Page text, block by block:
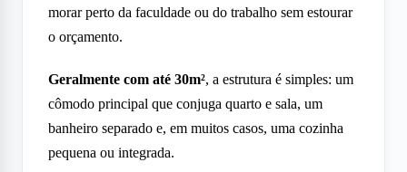
morar perto da faculdade ou do trabalho sem estourar
o orçamento.
Geralmente com até 30m², a estrutura é simples: um
cômodo principal que conjuga quarto e sala, um
banheiro separado e, em muitos casos, uma cozinha
pequena ou integrada.